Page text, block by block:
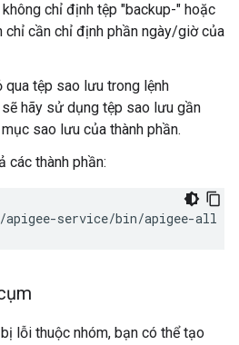
chỉ định tệp "backup-" hoặc
chỉ cần chỉ định phần ngày/giờ của
qua tệp sao lưu trong lệnh
hãy sử dụng tệp sao lưu gần
sao lưu của thành phần.
các thành phần:
apigee-service/bin/apigee-all
lỗi thuộc nhóm, bạn có thể tạo